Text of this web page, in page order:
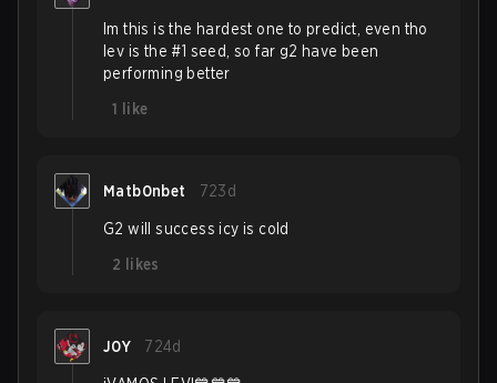
Im this is the hardest one to predict, even tho
lev is the #1 seed, so far g2 have been
performing better
1
like
Matb0nbet 723d
G2 will success icy is cold
2
likes
J0Y 724d